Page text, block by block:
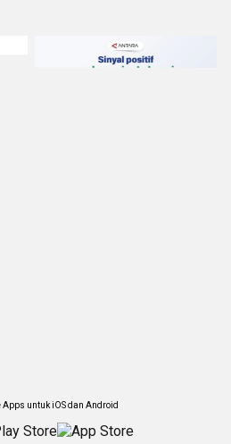
Apps untuk iOS dan Android